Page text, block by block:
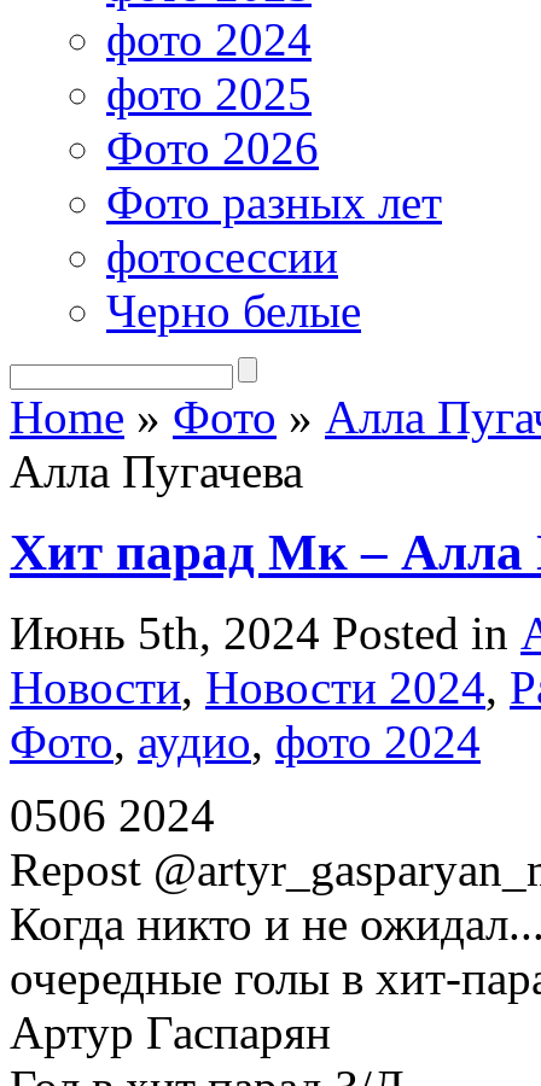
фото 2024
фото 2025
Фото 2026
Фото разных лет
фотосессии
Черно белые
Home » Фото » Алла
Алла Пугачева
Хит парад Мк – Алла
Июнь 5th, 2024 Posted in
Новости, Новости 2024,
Фото, аудио, фото 2024
0506 2024
Repost
Когда никто и не
очередные голы в хит-
Артур Гаспарян